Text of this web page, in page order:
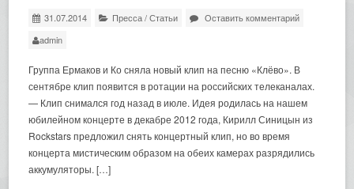
31.07.2014 Пресса/Статьи
Оставить комментарий
admin
Группа Ермаков и Ко сняла новый клип на песню «Клёво». В
сентябре клип появится в ротации на российских телеканалах.
— Клип снимался год назад в июле. Идея родилась на нашем
юбилейном концерте в декабре 2012 года, Кирилл Синицын из
Rockstars предложил снять концертный клип, но во время
концерта мистическим образом на обеих камерах разрядились
аккумуляторы. […]